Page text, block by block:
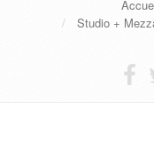
Studio +